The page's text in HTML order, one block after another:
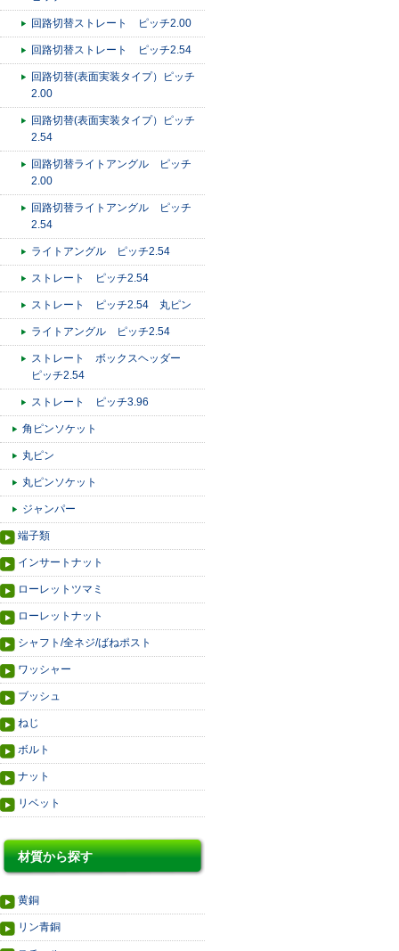
回路切替ストレート ピッチ2.00
回路切替ストレート ピッチ2.54
回路切替(表面実装タイプ）ピッチ
2.00
回路切替(表面実装タイプ）ピッチ
2.54
回路切替ライトアングル ピッチ
2.00
回路切替ライトアングル ピッチ
2.54
ライトアングル ピッチ2.54
ストレート ピッチ2.54
ストレート ピッチ2.54 丸ピン
ライトアングル ピッチ2.54
ストレート ボックスヘッダー
ピッチ2.54
ストレート ピッチ3.96
角ピンソケット
丸ピン
丸ピンソケット
ジャンパー
端子類
インサートナット
ローレットツマミ
ローレットナット
シャフト/全ネジ/ばねポスト
ワッシャー
ブッシュ
ねじ
ボルト
ナット
リベット
材質から探す
黄銅
リン青銅